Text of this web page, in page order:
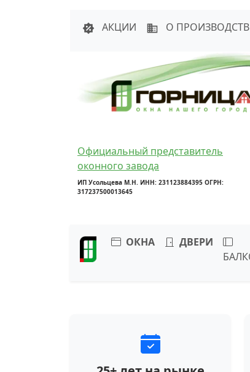
АКЦИИ
О
Официальный представитель
оконного завода
ИП Усольцева М.Н. ИНН: 231123884395 ОГРН:
317237500013645
ОКНА
ДВЕРИ